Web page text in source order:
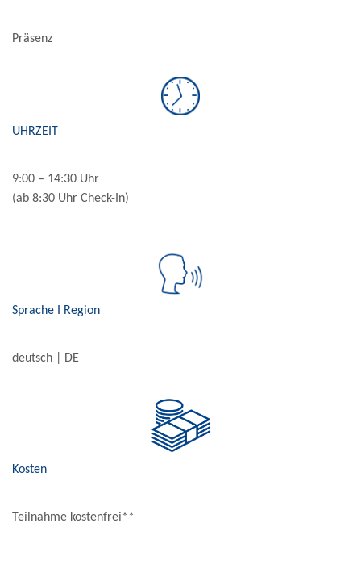
Präsenz
UHRZEIT
9:00 – 14:30 Uhr
(ab 8:30 Uhr Check-In)
Sprache Ι Region
deutsch | DE
Kosten
Teilnahme kostenfrei**